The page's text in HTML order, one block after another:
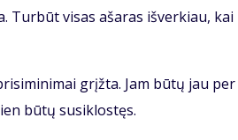
Tur­būt vi­sas aša­ras iš­ver­kiau, kai
grįž­ta. Jam bū­tų jau per
bū­tų su­si­klos­tęs.